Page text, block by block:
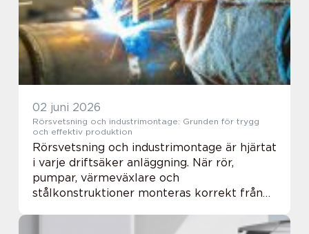
02 juni 2026
Rörsvetsning och industrimontage: Grunden för trygg
och effektiv produktion
Rörsvetsning och industrimontage är hjärtat
i varje driftsäker anläggning. När rör,
pumpar, värmeväxlare och
stålkonstruktioner monteras korrekt från